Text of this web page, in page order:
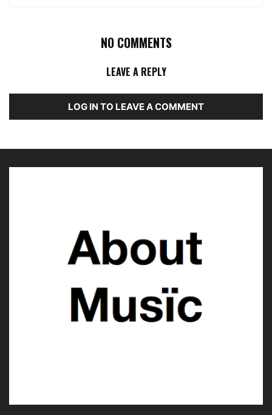
NO COMMENTS
LEAVE A REPLY
LOG IN TO LEAVE A COMMENT